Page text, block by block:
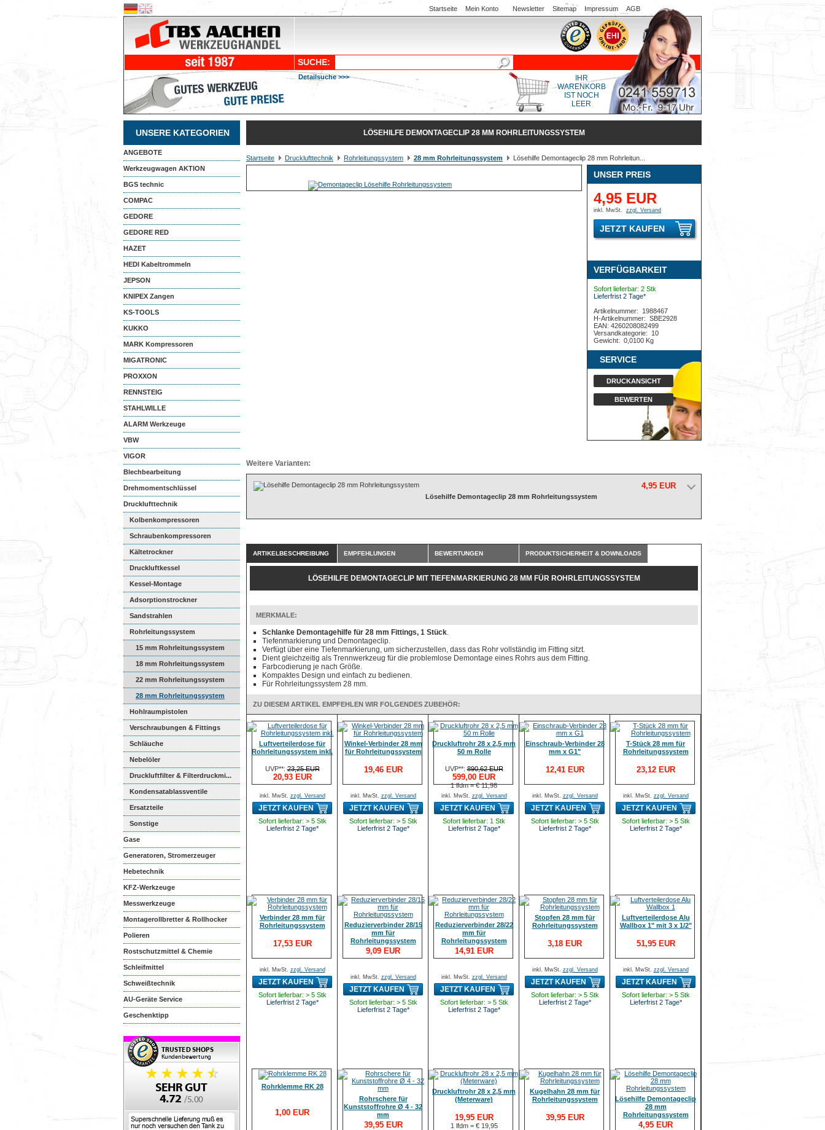
Startseite Mein Konto Newsletter Sitemap Impressum AGB
SUCHE:
Detailsuche >>>
IHR
WARENKORB
IST NOCH
LEER
UNSERE KATEGORIEN
ANGEBOTE
Werkzeugwagen AKTION
BGS technic
COMPAC
GEDORE
GEDORE RED
HAZET
HEDI Kabeltrommeln
JEPSON
KNIPEX Zangen
KS-TOOLS
KUKKO
MARK Kompressoren
MIGATRONIC
PROXXON
RENNSTEIG
STAHLWILLE
ALARM Werkzeuge
VBW
VIGOR
Blechbearbeitung
Drehmomentschlüssel
Drucklufttechnik
Kolbenkompressoren
Schraubenkompressoren
Kältetrockner
Druckluftkessel
Kessel-Montage
Adsorptionstrockner
Sandstrahlen
Rohrleitungssystem
15 mm Rohrleitungssystem
18 mm Rohrleitungssystem
22 mm Rohrleitungssystem
28 mm Rohrleitungssystem
Hohlraumpistolen
Verschraubungen & Fittings
Schläuche
Nebelöler
Druckluftfilter & Filterdruckmi...
Kondensatablassventile
Ersatzteile
Sonstige
Gase
Generatoren, Stromerzeuger
Hebetechnik
KFZ-Werkzeuge
Messwerkzeuge
Montagerollbretter & Rollhocker
Polieren
Rostschutzmittel & Chemie
Schleifmittel
Schweißtechnik
AU-Geräte Service
Geschenktipp
LÖSEHILFE DEMONTAGECLIP 28 MM ROHRLEITUNGSSYSTEM
Startseite Drucklufttechnik Rohrleitungssystem 28 mm Rohrleitungssystem Lösehilfe Demontageclip 28 mm Rohrleitun...
UNSER PREIS
4,95 EUR
inkl. MwSt. zzgl. Versand
JETZT KAUFEN
VERFÜGBARKEIT
Sofort lieferbar: 2 Stk
Lieferfrist 2 Tage*
Artikelnummer:
1988467
H-Artikelnummer: SBE2928
EAN: 4260208082499
Versandkategorie:
10
Gewicht: 0,0100 Kg
SERVICE
DRUCKANSICHT
BEWERTEN
Weitere Varianten:
Lösehilfe Demontageclip 28 mm Rohrleitungssystem
4,95 EUR
ARTIKELBESCHREIBUNG EMPFEHLUNGEN BEWERTUNGEN PRODUKTSICHERHEIT & DOWNLOADS
LÖSEHILFE DEMONTAGECLIP MIT TIEFENMARKIERUNG 28 MM FÜR ROHRLEITUNGSSYSTEM
MERKMALE:
Schlanke Demontagehilfe für 28 mm Fittings, 1 Stück.
Tiefenmarkierung und Demontageclip.
Verfügt über eine Tiefenmarkierung, um sicherzustellen, dass das Rohr vollständig im Fitting sitzt.
Dient gleichzeitig als Trennwerkzeug für die problemlose Demontage eines Rohrs aus dem Fitting.
Farbcodierung je nach Größe.
Kompaktes Design und einfach zu bedienen.
Für Rohrleitungssystem 28 mm.
ZU DIESEM ARTIKEL EMPFEHLEN WIR FOLGENDES ZUBEHÖR:
Luftverteilerdose für
Rohrleitungssystem inkl.
UVP**:23,25 EUR
20,93 EUR
inkl. MwSt. zzgl. Versand
JETZT KAUFEN
Sofort lieferbar: > 5 Stk
Lieferfrist 2 Tage*
Winkel-Verbinder 28 mm
für Rohrleitungssystem
19,46 EUR
inkl. MwSt. zzgl. Versand
JETZT KAUFEN
Sofort lieferbar: > 5 Stk
Lieferfrist 2 Tage*
Druckluftrohr 28 x 2,5 mm
50 m Rolle
UVP**:890,62 EUR
599,00 EUR
1 lfdm = € 11,98
inkl. MwSt. zzgl. Versand
JETZT KAUFEN
Sofort lieferbar: 1 Stk
Lieferfrist 2 Tage*
Einschraub-Verbinder 28
mm x G1"
12,41 EUR
inkl. MwSt. zzgl. Versand
JETZT KAUFEN
Sofort lieferbar: > 5 Stk
Lieferfrist 2 Tage*
T-Stück 28 mm für
Rohrleitungssystem
23,12 EUR
inkl. MwSt. zzgl. Versand
JETZT KAUFEN
Sofort lieferbar: > 5 Stk
Lieferfrist 2 Tage*
Verbinder 28 mm für
Rohrleitungssystem
17,53 EUR
inkl. MwSt. zzgl. Versand
JETZT KAUFEN
Sofort lieferbar: > 5 Stk
Lieferfrist 2 Tage*
Reduzierverbinder 28/15
mm für
Rohrleitungssystem
9,09 EUR
inkl. MwSt. zzgl. Versand
JETZT KAUFEN
Sofort lieferbar: > 5 Stk
Lieferfrist 2 Tage*
Reduzierverbinder 28/22
mm für
Rohrleitungssystem
14,91 EUR
inkl. MwSt. zzgl. Versand
JETZT KAUFEN
Sofort lieferbar: > 5 Stk
Lieferfrist 2 Tage*
Stopfen 28 mm für
Rohrleitungssystem
3,18 EUR
inkl. MwSt. zzgl. Versand
JETZT KAUFEN
Sofort lieferbar: > 5 Stk
Lieferfrist 2 Tage*
Luftverteilerdose Alu
Wallbox 1" mit 3 x 1/2"
51,95 EUR
inkl. MwSt. zzgl. Versand
JETZT KAUFEN
Sofort lieferbar: > 5 Stk
Lieferfrist 2 Tage*
Rohrklemme RK 28
1,00 EUR
Rohrschere für
Kunststoffrohre Ø 4 - 32
mm
39,95 EUR
Druckluftrohr 28 x 2,5 mm
(Meterware)
19,95 EUR
1 lfdm = € 19,95
Kugelhahn 28 mm für
Rohrleitungssystem
39,95 EUR
Lösehilfe Demontageclip
28 mm
Rohrleitungssystem
4,95 EUR